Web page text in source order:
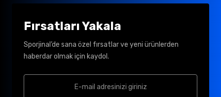
Fırsatları Yakala
Sporjinal’de sana özel fırsatlar ve yeni ürünlerden
haberdar olmak için kaydol.